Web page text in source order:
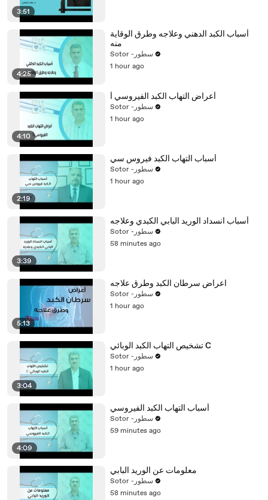
3:51
4:25
أسباب الكبد الدهني وعلاجه وطرق الوقاية
منه
Sotor -سطور
1 hour ago
4:10
أعراض التهاب الكبد الفيروسي أ
Sotor -سطور
1 hour ago
2:19
أسباب التهاب الكبد فيروس سي
Sotor -سطور
1 hour ago
3:39
أسباب انسداد الوريد البابي الكبدي وعلاجه
Sotor -سطور
58 minutes ago
5:13
اعراض سرطان الكبد وطرق علاجه
Sotor -سطور
1 hour ago
3:04
تشخيص التهاب الكبد الوبائي C
Sotor -سطور
1 hour ago
4:09
أسباب التهاب الكبد الفيروسي
Sotor -سطور
59 minutes ago
معلومات عن الوريد البابي
Sotor -سطور
58 minutes ago